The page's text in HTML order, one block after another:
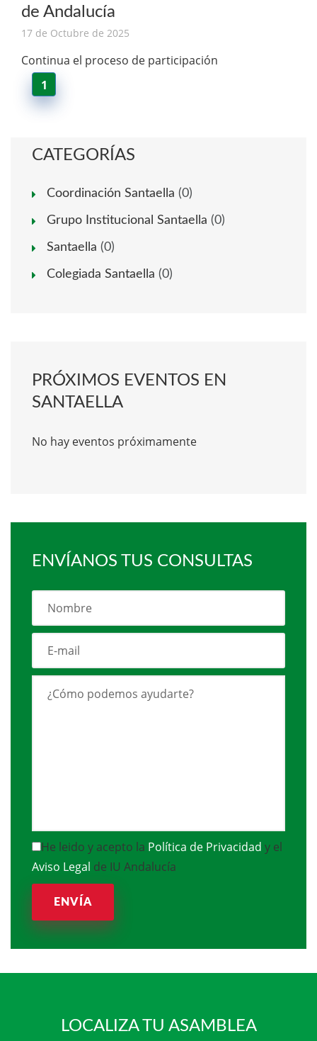
de Andalucía
17 de Octubre de 2025
Continua el proceso de participación
1
CATEGORÍAS
Coordinación Santaella (0)
Grupo Institucional Santaella (0)
Santaella (0)
Colegiada Santaella (0)
PRÓXIMOS EVENTOS EN
SANTAELLA
No hay eventos próximamente
ENVÍANOS TUS CONSULTAS
He leido y acepto la Política de Privacidad y el
Aviso Legal de IU Andalucía
ENVÍA
LOCALIZA TU ASAMBLEA